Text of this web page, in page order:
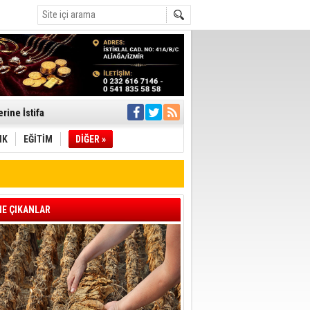
İletti
müdahale
Geçti
EĞİTİM DİĞER »
ÇIKANLAR